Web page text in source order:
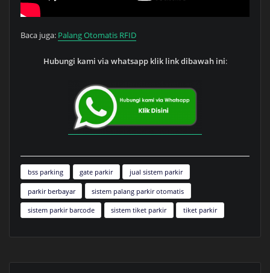
Baca juga: Palang Otomatis RFID
Hubungi kami via whatsapp klik link dibawah ini:
bss parking gate parkir jual sistem parkir
parkir berbayar sistem palang parkir otomatis
sistem parkir barcode sistem tiket parkir tiket parkir